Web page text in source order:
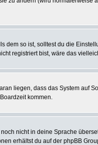
so ist, solltest du die
registriert bist, wäre das
liegen, dass das System auf
kommen.
nicht in deine Sprache
erhältst du auf der phpBB